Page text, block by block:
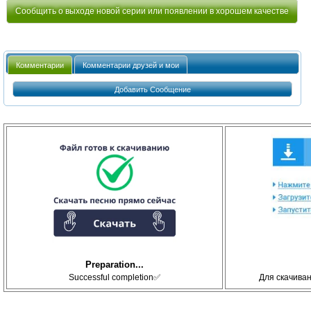
Сообщить о выходе новой серии или появлении в хорошем качестве
Комментарии Комментарии друзей и мои
Добавить Сообщение
Preparation...
Successful completion✅ Для